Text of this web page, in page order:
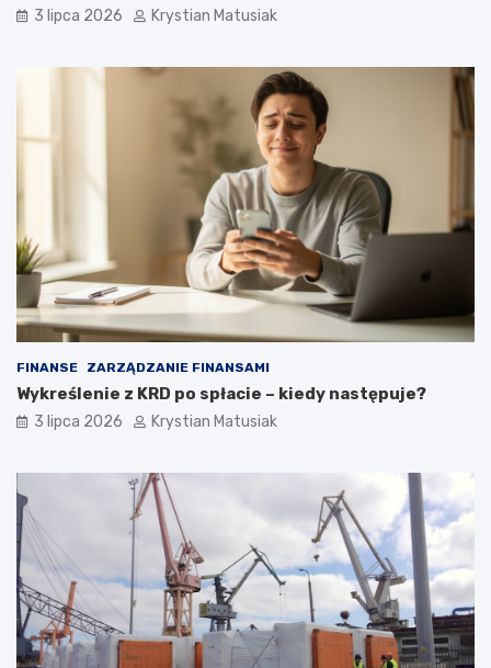
3 lipca 2026 Krystian Matusiak
FINANSE ZARZĄDZANIE FINANSAMI
Wykreślenie z KRD po spłacie – kiedy następuje?
3 lipca 2026 Krystian Matusiak